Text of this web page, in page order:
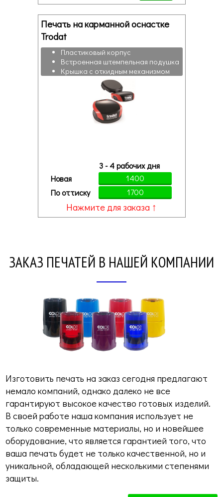
Печать на карманной оснастке
Trodat
Пластиковый корпус
Встроенная штемпельная подушка
Крышка с откидным механизмом
3 - 4 рабочих дня
Новая
1400
По оттиску
1700
Нажмите для заказа ↑
ЗАКАЗ ПЕЧАТЕЙ В НАШЕЙ КОМПАНИИ
Изготовить печать на заказ сегодня предлагают
немало компаний, однако далеко не все
гарантируют высокое качество готовых изделий.
В своей работе наша компания использует не
только современные материалы, но и новейшее
оборудование, что является гарантией того, что
ваша печать будет не только качественной, но и
уникальной, обладающей несколькими степенями
защиты.